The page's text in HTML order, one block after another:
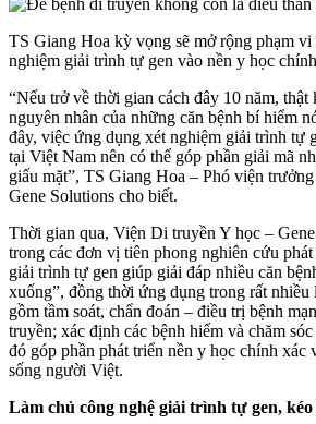
TS Giang Hoa kỳ vọng sẽ mở rộng phạm
nghiệm giải trình tự gen vào nền y học
“Nếu trở về thời gian cách đây 10 năm, thật
nguyên nhân của những căn bệnh bí hiểm
đây, việc ứng dụng xét nghiệm giải trình tự
tại Việt Nam nên có thể góp phần giải mã
giấu mặt”, TS Giang Hoa – Phó viện
Gene Solutions cho biết.
Thời gian qua, Viện Di truyền Y học –
trong các đơn vị tiên phong nghiên cứu
giải trình tự gen giúp giải đáp nhiều căn
xuống”, đồng thời ứng dụng trong rất nhiều
gồm tầm soát, chẩn đoán – điều trị bệnh
truyền; xác định các bệnh hiếm và chăm
đó góp phần phát triển nền y học chính xác
sống người Việt.
Làm chủ công nghệ giải trình tự gen,